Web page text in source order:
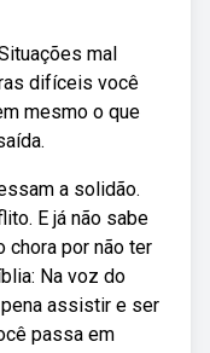
mal
difíceis você
mesmo o que
a solidão.
E já não sabe
chora por não ter
Na voz do
assistir e ser
passa em